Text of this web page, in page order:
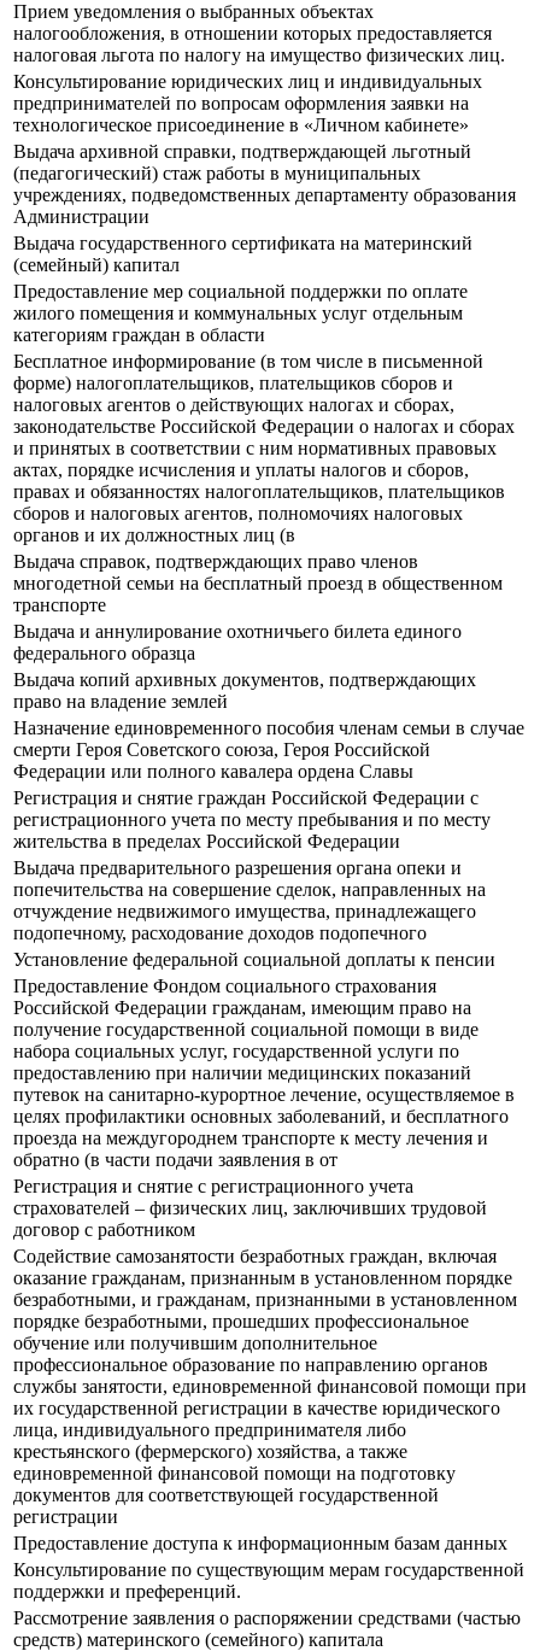
Прием уведомления о выбранных объектах
налогообложения, в отношении которых предоставляется
налоговая льгота по налогу на имущество физических лиц.
Консультирование юридических лиц и индивидуальных
предпринимателей по вопросам оформления заявки на
технологическое присоединение в «Личном кабинете»
Выдача архивной справки, подтверждающей льготный
(педагогический) стаж работы в муниципальных
учреждениях, подведомственных департаменту образования
Администрации
Выдача государственного сертификата на материнский
(семейный) капитал
Предоставление мер социальной поддержки по оплате
жилого помещения и коммунальных услуг отдельным
категориям граждан в области
Бесплатное информирование (в том числе в письменной
форме) налогоплательщиков, плательщиков сборов и
налоговых агентов о действующих налогах и сборах,
законодательстве Российской Федерации о налогах и сборах
и принятых в соответствии с ним нормативных правовых
актах, порядке исчисления и уплаты налогов и сборов,
правах и обязанностях налогоплательщиков, плательщиков
сборов и налоговых агентов, полномочиях налоговых
органов и их должностных лиц (в
Выдача справок, подтверждающих право членов
многодетной семьи на бесплатный проезд в общественном
транспорте
Выдача и аннулирование охотничьего билета единого
федерального образца
Выдача копий архивных документов, подтверждающих
право на владение землей
Назначение единовременного пособия членам семьи в случае
смерти Героя Советского союза, Героя Российской
Федерации или полного кавалера ордена Славы
Регистрация и снятие граждан Российской Федерации с
регистрационного учета по месту пребывания и по месту
жительства в пределах Российской Федерации
Выдача предварительного разрешения органа опеки и
попечительства на совершение сделок, направленных на
отчуждение недвижимого имущества, принадлежащего
подопечному, расходование доходов подопечного
Установление федеральной социальной доплаты к пенсии
Предоставление Фондом социального страхования
Российской Федерации гражданам, имеющим право на
получение государственной социальной помощи в виде
набора социальных услуг, государственной услуги по
предоставлению при наличии медицинских показаний
путевок на санитарно-курортное лечение, осуществляемое в
целях профилактики основных заболеваний, и бесплатного
проезда на междугороднем транспорте к месту лечения и
обратно (в части подачи заявления в от
Регистрация и снятие с регистрационного учета
страхователей – физических лиц, заключивших трудовой
договор с работником
Содействие самозанятости безработных граждан, включая
оказание гражданам, признанным в установленном порядке
безработными, и гражданам, признанными в установленном
порядке безработными, прошедших профессиональное
обучение или получившим дополнительное
профессиональное образование по направлению органов
службы занятости, единовременной финансовой помощи при
их государственной регистрации в качестве юридического
лица, индивидуального предпринимателя либо
крестьянского (фермерского) хозяйства, а также
единовременной финансовой помощи на подготовку
документов для соответствующей государственной
регистрации
Предоставление доступа к информационным базам данных
Консультирование по существующим мерам государственной
поддержки и преференций.
Рассмотрение заявления о распоряжении средствами (частью
средств) материнского (семейного) капитала